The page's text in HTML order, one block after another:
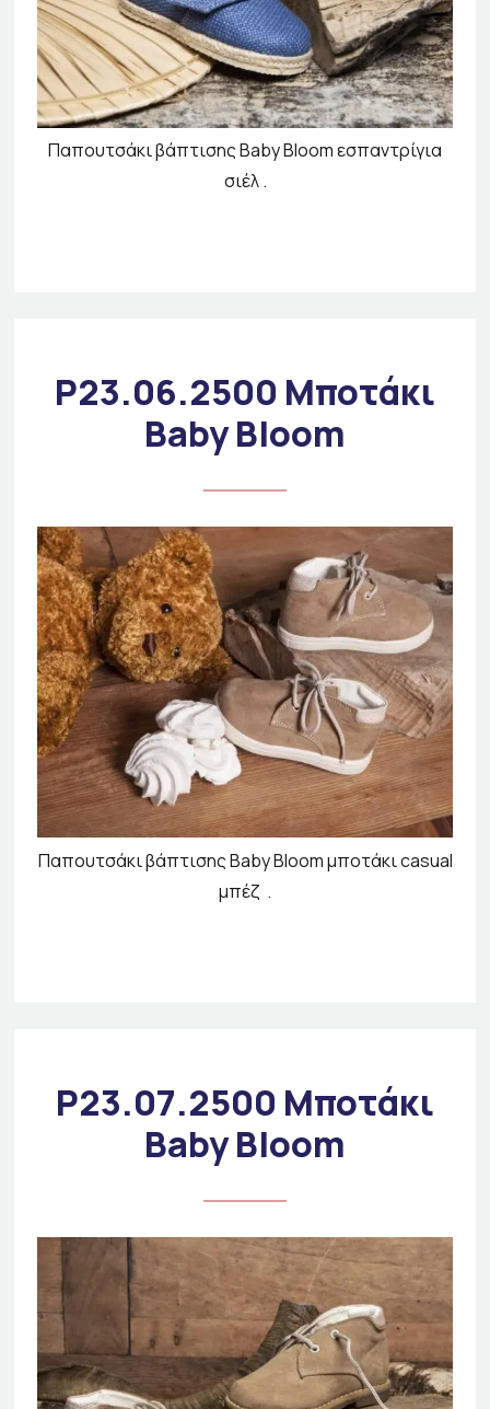
Παπουτσάκι βάπτισης Baby Bloom εσπαντρίγια
σιέλ .
P23.06.2500 Μποτάκι
Baby Bloom
Παπουτσάκι βάπτισης Baby Bloom μποτάκι casual
μπέζ .
P23.07.2500 Μποτάκι
Baby Bloom